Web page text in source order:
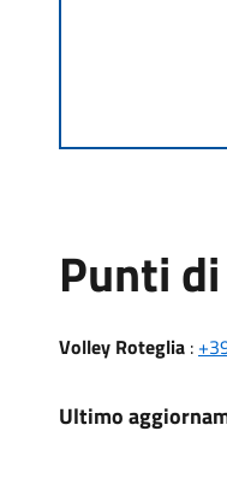
Punti
Volley Roteglia:
Ultimo